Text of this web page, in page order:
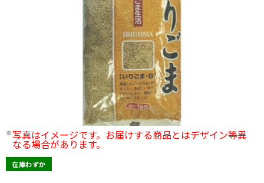
写真はイメージです。お届けする商品とはデザイン等異
なる場合があります。
在庫わずか